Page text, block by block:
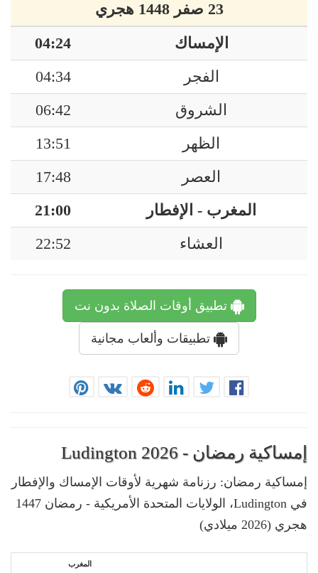
23 صفر 1448 هجري
الإمساك
04:24
الفجر
04:34
الشروق
06:42
الظهر
13:51
العصر
17:48
المغرب - الإفطار
21:00
العشاء
22:52
تطبيق أوقات الصلاة بدون نت
تطبيقات وألعاب مجانية
إمساكية رمضان - Ludington 2026
إمساكية رمضان: رزنامة شهرية لأوقات الإمساك والإفطار
في Ludington، الولايات المتحدة الأمريكية - رمضان 1447
هجري (2026 ميلادي)
المغرب